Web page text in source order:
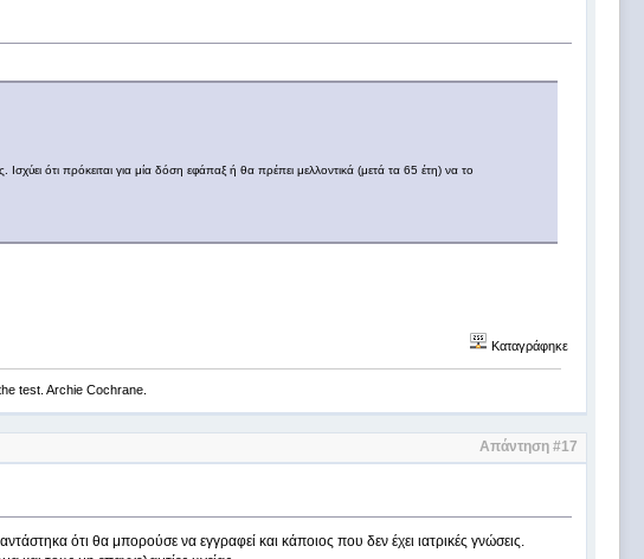
ότι πρόκειται για μία δόση εφάπαξ ή θα πρέπει μελλοντικά (μετά τα 65 έτη) να το
Καταγράφηκε
test. Archie Cochrane.
Απάντηση #17
ότι θα μπορούσε να εγγραφεί και κάποιος που δεν έχει ιατρικές γνώσεις.